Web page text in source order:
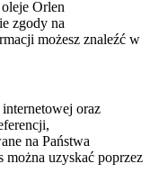
Orlen
zgody na
możesz znaleźć w
oraz
na Państwa
uzyskać poprzez